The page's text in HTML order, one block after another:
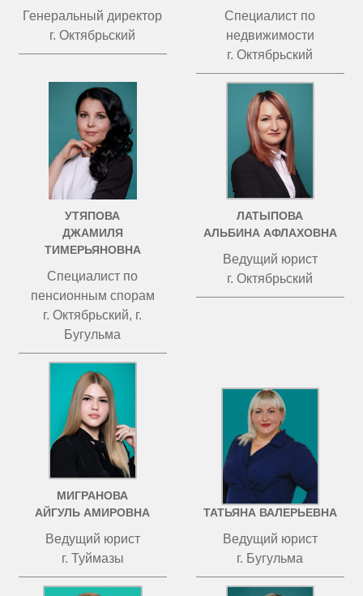
Генеральный директор
г. Октябрьский
Специалист по
недвижимости
г. Октябрьский
УТЯПОВА
ДЖАМИЛЯ
ТИМЕРЬЯНОВНА
Специалист по
пенсионным спорам
г. Октябрьский, г.
Бугульма
ЛАТЫПОВА
АЛЬБИНА АФЛАХОВНА
Ведущий юрист
г. Октябрьский
МИГРАНОВА
АЙГУЛЬ АМИРОВНА
Ведущий юрист
г. Туймазы
ЧИСТОВА
ТАТЬЯНА ВАЛЕРЬЕВНА
Ведущий юрист
г. Бугульма